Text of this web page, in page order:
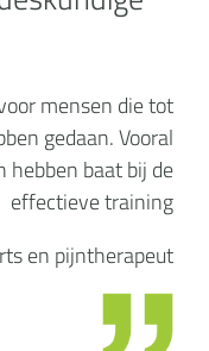
mensen die tot
gedaan. Vooral
hebben baat bij de
effectieve training
en pijntherapeut